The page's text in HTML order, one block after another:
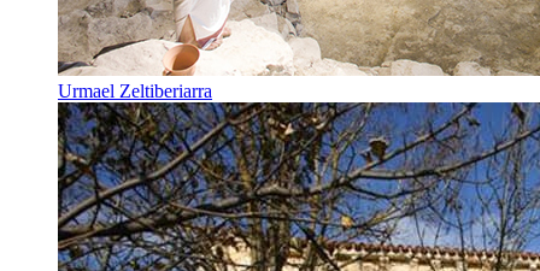
Urmael Zeltiberiarra